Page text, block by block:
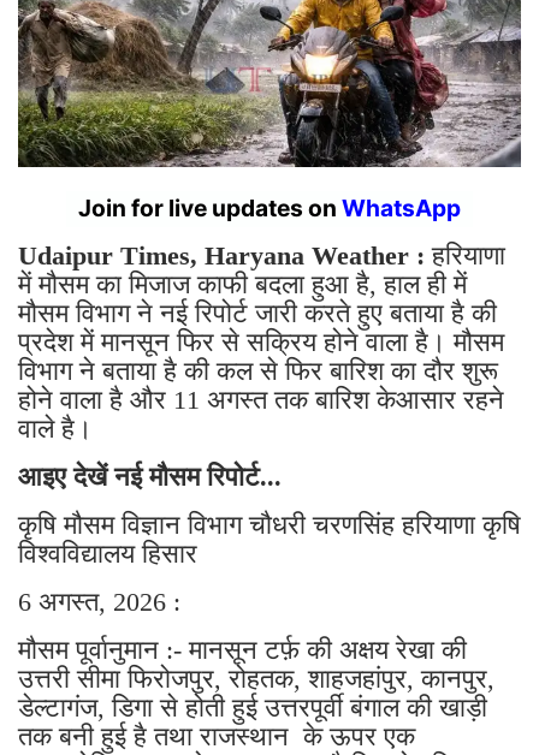
Join for live updates on WhatsApp
Udaipur Times, Haryana Weather :हरियाणा
में मौसम का मिजाज काफी बदला हुआ है, हाल ही में
मौसम विभाग ने नई रिपोर्ट जारी करते हुए बताया है की
प्रदेश में मानसून फिर से सक्रिय होने वाला है। मौसम
विभाग ने बताया है की कल से फिर बारिश का दौर शुरू
होने वाला है और 11 अगस्त तक बारिश केआसार रहने
वाले है।
आइए देखें नई मौसम रिपोर्ट...
कृषि मौसम विज्ञान विभाग चौधरी चरणसिंह हरियाणा कृषि
विश्वविद्यालय हिसार
6 अगस्त, 2026 :
मौसम पूर्वानुमान :- मानसून टर्फ़ की अक्षय रेखा की
उत्तरी सीमा फिरोजपुर, रोहतक, शाहजहांपुर, कानपुर,
डेल्टागंज, डिगा से होती हुई उत्तरपूर्वी बंगाल की खाड़ी
तक बनी हुई है तथा राजस्थान के ऊपर एक